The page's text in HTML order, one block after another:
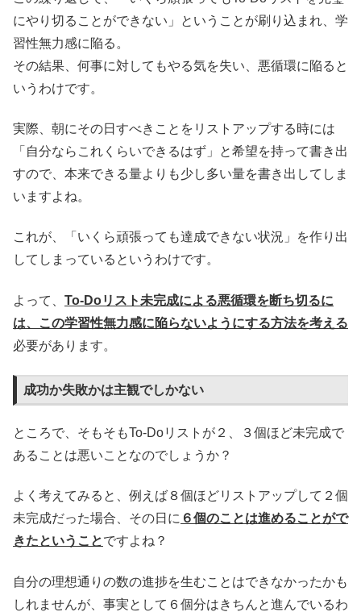
にやり切ることができない」ということが刷り込まれ、学
習性無力感に陥る。
その結果、何事に対してもやる気を失い、悪循環に陥ると
いうわけです。
実際、朝にその日すべきことをリストアップする時には
「自分ならこれくらいできるはず」と希望を持って書き出
すので、本来できる量よりも少し多い量を書き出してしま
いますよね。
これが、「いくら頑張っても達成できない状況」を作り出
してしまっているというわけです。
よって、 To-Doリスト未完成による悪循環を断ち切るに
は、この学習性無力感に陥らないようにする方法を考える
必要があります。
成功か失敗かは主観でしかない
ところで、そもそもTo-Doリストが２、３個ほど未完成で
あることは悪いことなのでしょうか？
よく考えてみると、例えば８個ほどリストアップして２個
未完成だった場合、その日に ６個のことは進めることがで
きたということですよね？
自分の理想通りの数の進捗を生むことはできなかったかも
しれませんが、事実として６個分はきちんと進んでいるわ